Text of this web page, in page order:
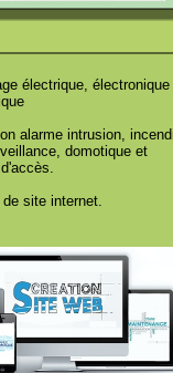
électrique,
alarme intrusion,
domotique et
de site internet.